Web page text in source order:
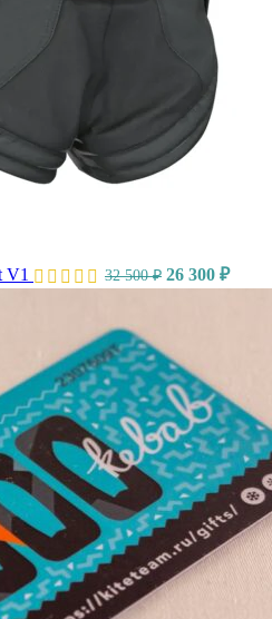
V1 32 500₽ 26 300 ₽